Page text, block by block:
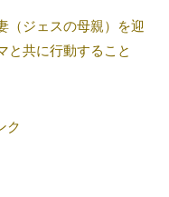
（ジェスの母親）を迎
と共に行動すること
ク